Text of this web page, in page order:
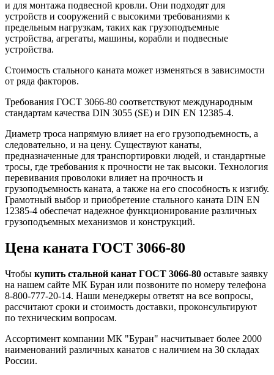
и для монтажа подвесной кровли. Они подходят для
устройств и сооружений с высокими требованиями к
предельным нагрузкам, таких как грузоподъемные
устройства, агрегаты, машины, корабли и подвесные
устройства.
Стоимость стального каната может изменяться в зависимости
от ряда факторов.
Требования ГОСТ 3066-80 соответствуют международным
стандартам качества DIN 3055 (SE) и DIN EN 12385-4.
Диаметр троса напрямую влияет на его грузоподъемность, а
следовательно, и на цену. Существуют канаты,
предназначенные для транспортировки людей, и стандартные
тросы, где требования к прочности не так высоки. Технология
перевивания проволоки влияет на прочность и
грузоподъемность каната, а также на его способность к изгибу.
Грамотный выбор и приобретение стального каната DIN EN
12385-4 обеспечат надежное функционирование различных
грузоподъемных механизмов и конструкций.
Цена каната ГОСТ 3066-80
Чтобы купить стальной канат ГОСТ 3066-80 оставьте заявку
на нашем сайте МК Буран или позвоните по номеру телефона
8-800-777-20-14. Наши менеджеры ответят на все вопросы,
рассчитают сроки и стоимость доставки, проконсультируют
по техническим вопросам.
Ассортимент компании МК "Буран" насчитывает более 2000
наименований различных канатов с наличием на 30 складах
России.